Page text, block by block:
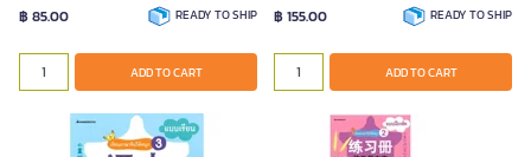
฿ 85.00 READY TO SHIP
ADD TO CART
฿ 155.00 READY TO SHIP
ADD TO CART